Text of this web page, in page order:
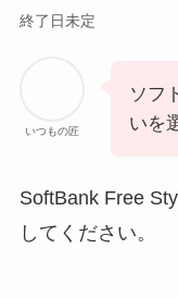
終了日未定
いつもの匠
ソフ
いを
SoftBank Free
してください。